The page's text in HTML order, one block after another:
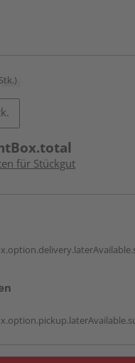
für Stückgut